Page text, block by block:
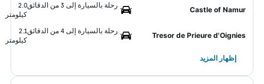
Castle of Namur
رحلة بالسيارة إلى 3 من الدقائق
2.0
كيلومتر
Tresor de Prieure d'Oignies
رحلة بالسيارة إلى 4 من الدقائق
2.1
كيلومتر
إظهار المزيد